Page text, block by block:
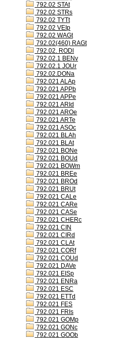
792.02 STAt
792.02 STRs
792.02 TYTt
792.02 VEIp
792.02 WAGt
792.02(460) RAGt
792.02. RODl
792.02.1 BENv
792.02.1 JOUr
792.02.DONa
792.021 ALAp
792.021 APPb
792.021 APPe
792.021 ARId
792.021 AROe
792.021 ARTe
792.021 ASOc
792.021 BLAh
792.021 BLAt
792.021 BONe
792.021 BOUd
792.021 BOWm
792.021 BREe
792.021 BROd
792.021 BRUt
792.021 CALe
792.021 CARe
792.021 CASe
792.021 CHERc
792.021 CIN
792.021 CIRd
792.021 CLAt
792.021 CORf
792.021 COUd
792.021 DAVe
792.021 EISp
792.021 ENRa
792.021 ESC
792.021 ETTd
792.021 FES
792.021 FRIs
792.021 GOMp
792.021 GONc
792.021 GOOb